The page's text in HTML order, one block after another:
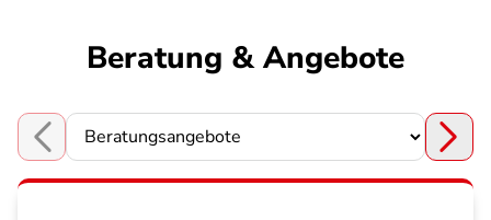
Beratung & Angebote
Choose a section